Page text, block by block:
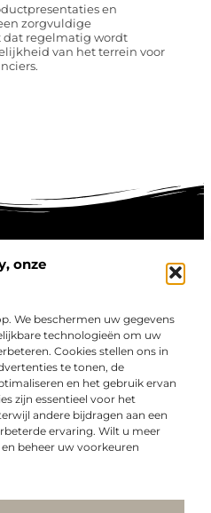
onze
We beschermen uw gegevens
technologieën om uw
Cookies stellen ons in
te tonen, de
en het gebruik ervan
zijn essentieel voor het
andere bijdragen aan een
ervaring. Wilt u meer
en beheer uw voorkeuren
en
zorgvuldige
dat regelmatig wordt
van het terrein voor
blogs en artikelen die
om het leveren van
die jouw dagelijks leven
te denken.